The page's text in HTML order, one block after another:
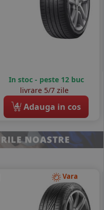
In stoc - peste 12 buc
livrare 5/7 zile
4 Adauga in cos
Vara